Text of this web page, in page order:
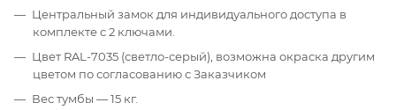
Центральный замок для индивидуального доступа в
комплекте с 2 ключами.
Цвет RAL-7035 (светло-серый), возможна окраска другим
цветом по согласованию с Заказчиком
Вес тумбы — 15 кг.